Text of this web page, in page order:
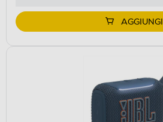
AGGIUNGI